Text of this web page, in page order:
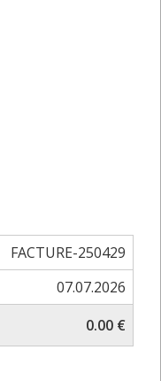
FACTURE-250429
07.07.2026
0.00 €